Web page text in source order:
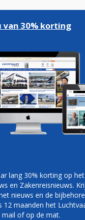
Podcasts
van 30% korting
lang 30% korting op
en Zakenreisnieuws.
nieuws en de
12 maanden het
mail of op de mat.